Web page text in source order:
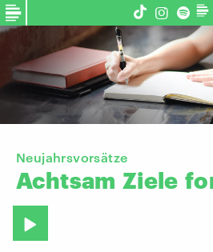
Neujahrsvorsätze
Achtsam Ziele